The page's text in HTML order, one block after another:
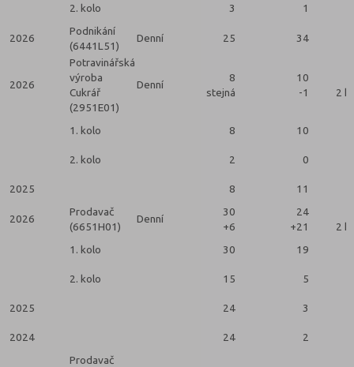
2. kolo 3 1
2026
Podnikání
(6441L51)
Denní 25 34
2026
Potravinářská
výroba
Cukrář
(2951E01)
Denní
8
stejná
10
-1
2
1. kolo 8 10
2. kolo 2 0
2025 8 11
2026
Prodavač
(6651H01)
Denní
30
+6
24
+21
2
1. kolo
30 19
2. kolo 15 5
2025 24 3
2024 24 2
Prodavač